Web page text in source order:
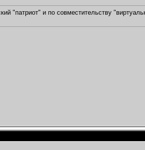
"патриот" и по совместительству